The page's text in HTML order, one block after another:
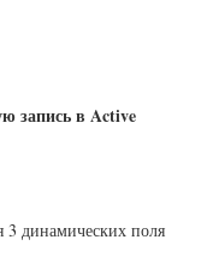
запись в Active
3 динамических поля